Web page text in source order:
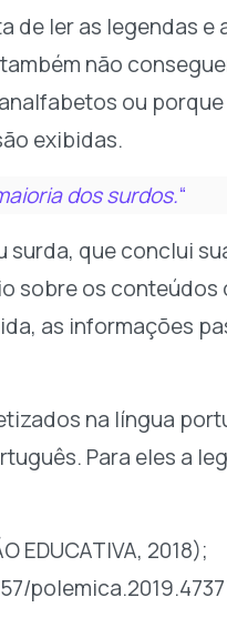
ler as legendas e
não
ou
exibidas.
dos surdos.“
que conclui
sobre os
as informações
na língua
Para eles a
EDUCATIVA, 2018);